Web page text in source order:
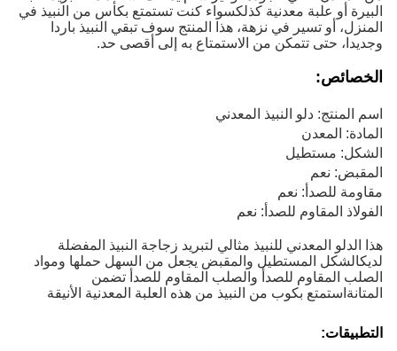
البيرة أو علبة معدنية كذلكسواء كنت تستمتع بكأس من النبيذ في
المنزل، أو تسير في نزهة، هذا المنتج سوف تبقي النبيذ باردا
وجديدا، حتى تتمكن من الاستمتاع به إلى أقصى حد.
الخصائص:
اسم المنتج: دلو النبيذ المعدني
المادة: المعدن
الشكل: مستطيل
المقبض: نعم
مقاومة للصدأ: نعم
الفولاذ المقاوم للصدأ: نعم
هذا الدلو المعدني للنبيذ مثالي لتبريد زجاجة النبيذ المفضلة
لديكالشكل المستطيل والمقبض يجعل من السهل حملها ومواد
الصلب المقاوم للصدأ والصلب المقاوم للصدأ تضمن
المتانةاستمتع بكوب من النبيذ من هذه العلبة المعدنية الأنيقة
التطبيقات: